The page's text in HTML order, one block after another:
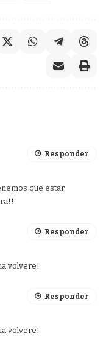
que estar
Responder
volvere!
Responder
volvere!
Responder